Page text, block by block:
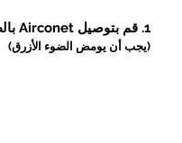
1. قم بتوصيل Airconet بالطاقة
(يجب أن يومض الضوء الأزرق)